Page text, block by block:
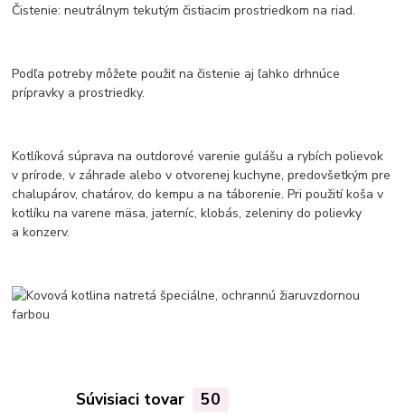
Čistenie: neutrálnym tekutým čistiacim prostriedkom na riad.
Podľa potreby môžete použiť na čistenie aj ľahko drhnúce
prípravky a prostriedky.
Kotlíková súprava na outdorové varenie gulášu a rybích polievok
v prírode, v záhrade alebo v otvorenej kuchyne, predovšetkým pre
chalupárov, chatárov, do kempu a na táborenie. Pri použití koša v
kotlíku na varene mäsa, jaterníc, klobás, zeleniny do polievky
a konzerv.
Súvisiaci tovar 50